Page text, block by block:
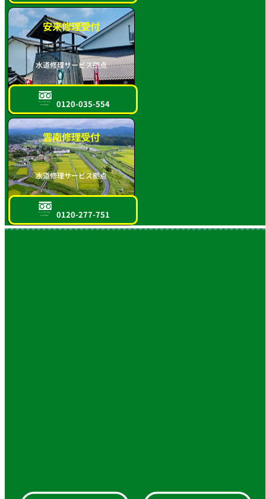
安来修理受付
水道修理サービス拠点
フリーダイヤル
スマホOK!! 0120-035-554
雲南修理受付
水道修理サービス拠点
フリーダイヤル
スマホOK!! 0120-277-751